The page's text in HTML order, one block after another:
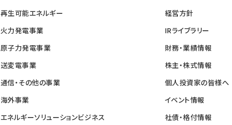
再生可能エネルギー
火力発電事業
原子力発電事業
送変電事業
通信・その他の事業
海外事業
エネルギーソリューションビジネス
経営方針
IRライブラリー
財務・業績情報
株主・株式情報
個人投資家の皆様へ
イベント情報
社債・格付情報